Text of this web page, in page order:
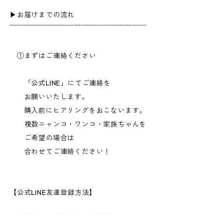
▶︎お届けまでの流れ
￣￣￣￣￣￣￣￣￣￣￣￣￣￣￣￣￣￣￣
①まずはご連絡ください
「公式LINE」にてご連絡を
お願いいたします。
購入前にヒアリングをおこないます。
複数ニャンコ・ワンコ・家族ちゃんを
ご希望の場合は
合わせてご連絡ください！
【公式LINE友達登録方法】